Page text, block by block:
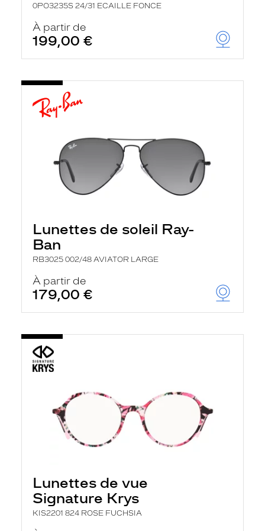
0PO3235S 24/31 ECAILLE FONCE
À partir de
199,00 €
Lunettes de soleil Ray-
Ban
RB3025 002/48 AVIATOR LARGE
À partir de
179,00 €
Lunettes de vue
Signature Krys
KIS2201 824 ROSE FUCHSIA